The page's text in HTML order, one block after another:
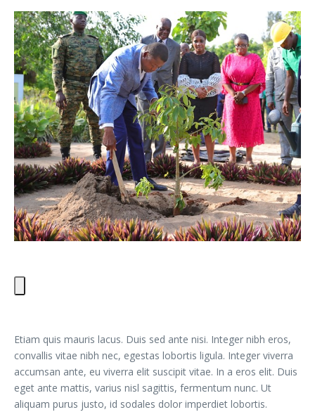
Etiam quis mauris lacus. Duis sed ante nisi. Integer nibh eros,
convallis vitae nibh nec, egestas lobortis ligula. Integer viverra
accumsan ante, eu viverra elit suscipit vitae. In a eros elit. Duis
eget ante mattis, varius nisl sagittis, fermentum nunc. Ut
aliquam purus justo, id sodales dolor imperdiet lobortis.